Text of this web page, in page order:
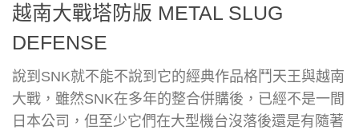
越南大戰塔防版 METAL SLUG
DEFENSE
說到SNK就不能不說到它的經典作品格鬥天王與越南
大戰，雖然SNK在多年的整合併購後，已經不是一間
日本公司，但至少它們在大型機台沒落後還是有隨著